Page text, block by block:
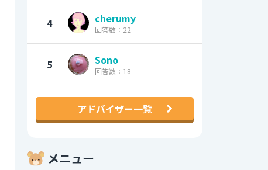
4 cherumy
回答数：22
5 Sono
回答数：18
アドバイザー一覧
メニュー